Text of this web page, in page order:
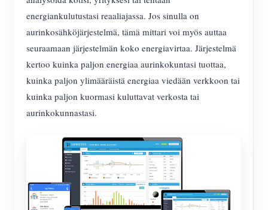
energiankulutustasi reaaliajassa. Jos sinulla on
aurinkosähköjärjestelmä, tämä mittari voi myös auttaa
seuraamaan järjestelmän koko energiavirtaa. Järjestelmä
kertoo kuinka paljon energiaa aurinkokuntasi tuottaa,
kuinka paljon ylimääräistä energiaa viedään verkkoon tai
kuinka paljon kuormasi kuluttavat verkosta tai
aurinkokunnastasi.